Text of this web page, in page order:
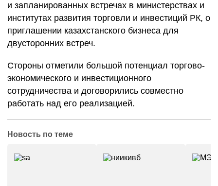
и запланированных встречах в министерствах и
институтах развития торговли и инвестиций РК, о
приглашении казахстанского бизнеса для
двусторонних встреч.
Стороны отметили большой потенциал торгово-
экономического и инвестиционного
сотрудничества и договорились совместно
работать над его реализацией.
Новость по теме